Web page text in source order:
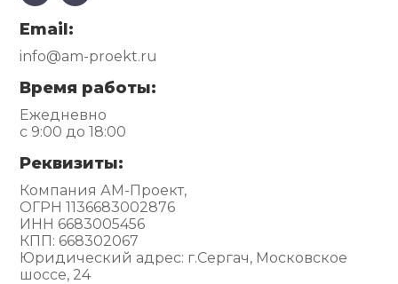
Email:
info@am-proekt.ru
Время работы:
Ежедневно
с 9:00 до 18:00
Реквизиты:
Компания АМ-Проект,
ОГРН 1136683002876
ИНН 6683005456
КПП: 668302067
Юридический адрес: г.Сергач, Московское
шоссе, 24